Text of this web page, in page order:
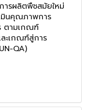
ารผลิตพืชสมัยใหม่
มินคุณภาพการ
ตามเกณฑ์
ะเกณฑ์สู่การ
QA)